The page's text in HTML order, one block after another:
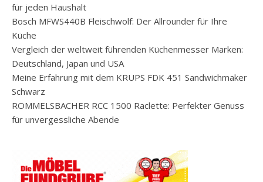
für jeden Haushalt
Bosch MFWS440B Fleischwolf: Der Allrounder für Ihre
Küche
Vergleich der weltweit führenden Küchenmesser Marken:
Deutschland, Japan und USA
Meine Erfahrung mit dem KRUPS FDK 451 Sandwichmaker
Schwarz
ROMMELSBACHER RCC 1500 Raclette: Perfekter Genuss
für unvergessliche Abende